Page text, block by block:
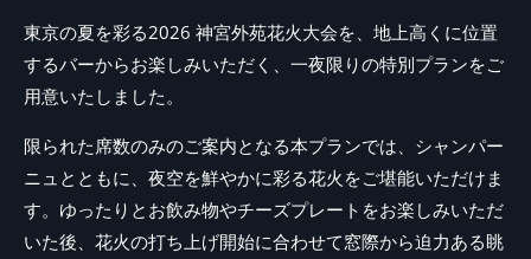
東京の夏を彩る2026 神宮外苑花火大会を、地上高くに位置
するバーからお楽しみいただく、一夜限りの特別プランをご
用意いたしました。
限られた席数のみのご案内となる本プランでは、シャンパー
ニュとともに、夜空を鮮やかに彩る花火をご堪能いただけま
す。ゆったりとお飲み物やチーズプレートをお楽しみいただ
いた後、花火の打ち上げ開始に合わせて窓際から迫力ある眺